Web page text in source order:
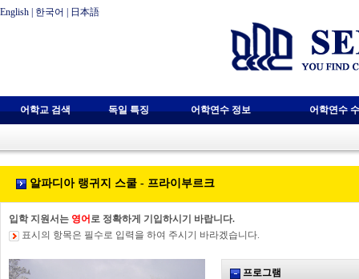
English 한국어 日本語
어학교 검색 독일 특징 어학연수 정보 어학연수
알파디아 랭귀지 스쿨 - 프라이부르크
입학 지원서는 영어 로 정확하게 기입하시기 바랍니다.
표시의 항목은 필수로 입력을 하여 주시기 바라겠습니다.
프로그램